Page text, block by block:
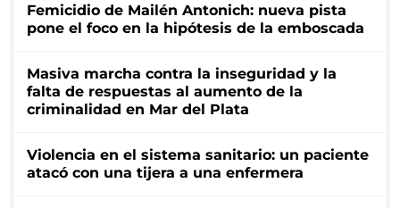
Femicidio de Mailén Antonich: nueva pista
pone el foco en la hipótesis de la emboscada
Masiva marcha contra la inseguridad y la
falta de respuestas al aumento de la
criminalidad en Mar del Plata
Violencia en el sistema sanitario: un paciente
atacó con una tijera a una enfermera